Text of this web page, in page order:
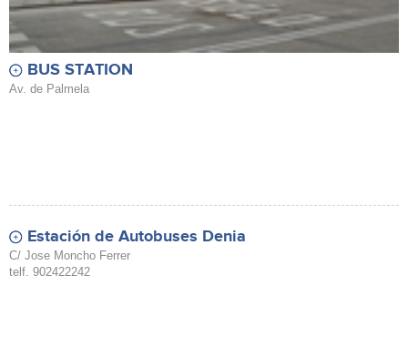
BUS STATION
Av. de Palmela
Estación de Autobuses Denia
C/ Jose Moncho Ferrer
telf. 902422242